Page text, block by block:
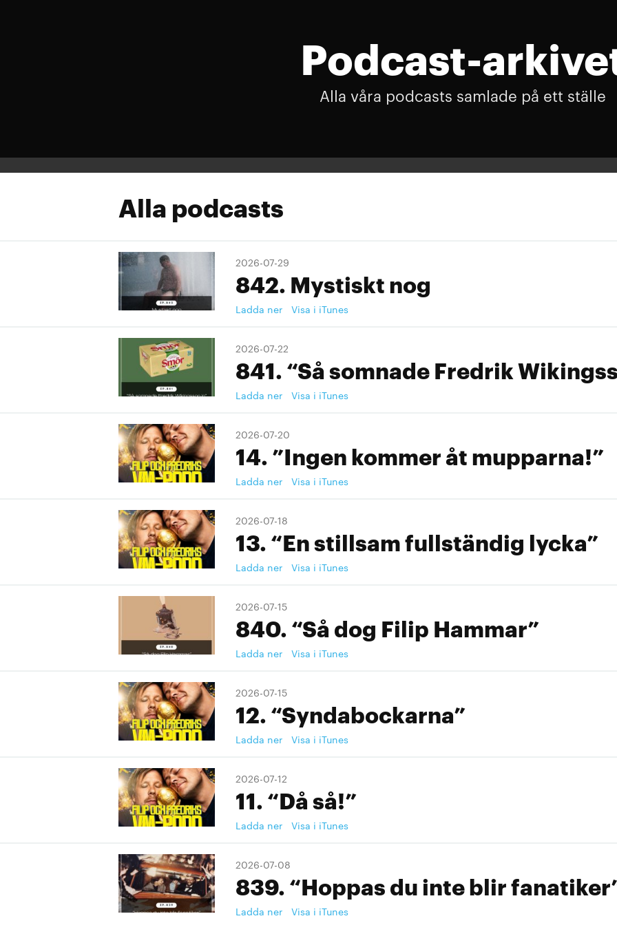
Podcast-
Alla våra podcasts samlade på ett ställe
Alla podcasts
2026-07-29
842. Mystiskt nog
Ladda ner Visa i iTunes
2026-07-22
841. “Så somnade Fredrik
Ladda ner Visa i iTunes
2026-07-20
14. ”Ingen kommer åt mupparna!”
Ladda ner Visa i iTunes
2026-07-18
13. “En stillsam fullständig lycka”
Ladda ner Visa i iTunes
2026-07-15
840. “Så dog Filip Hammar”
Ladda ner Visa i iTunes
2026-07-15
12. “Syndabockarna”
Ladda ner Visa i iTunes
2026-07-12
11. “Då så!”
Ladda ner Visa i iTunes
2026-07-08
839. “Hoppas du inte blir
Ladda ner Visa i iTunes